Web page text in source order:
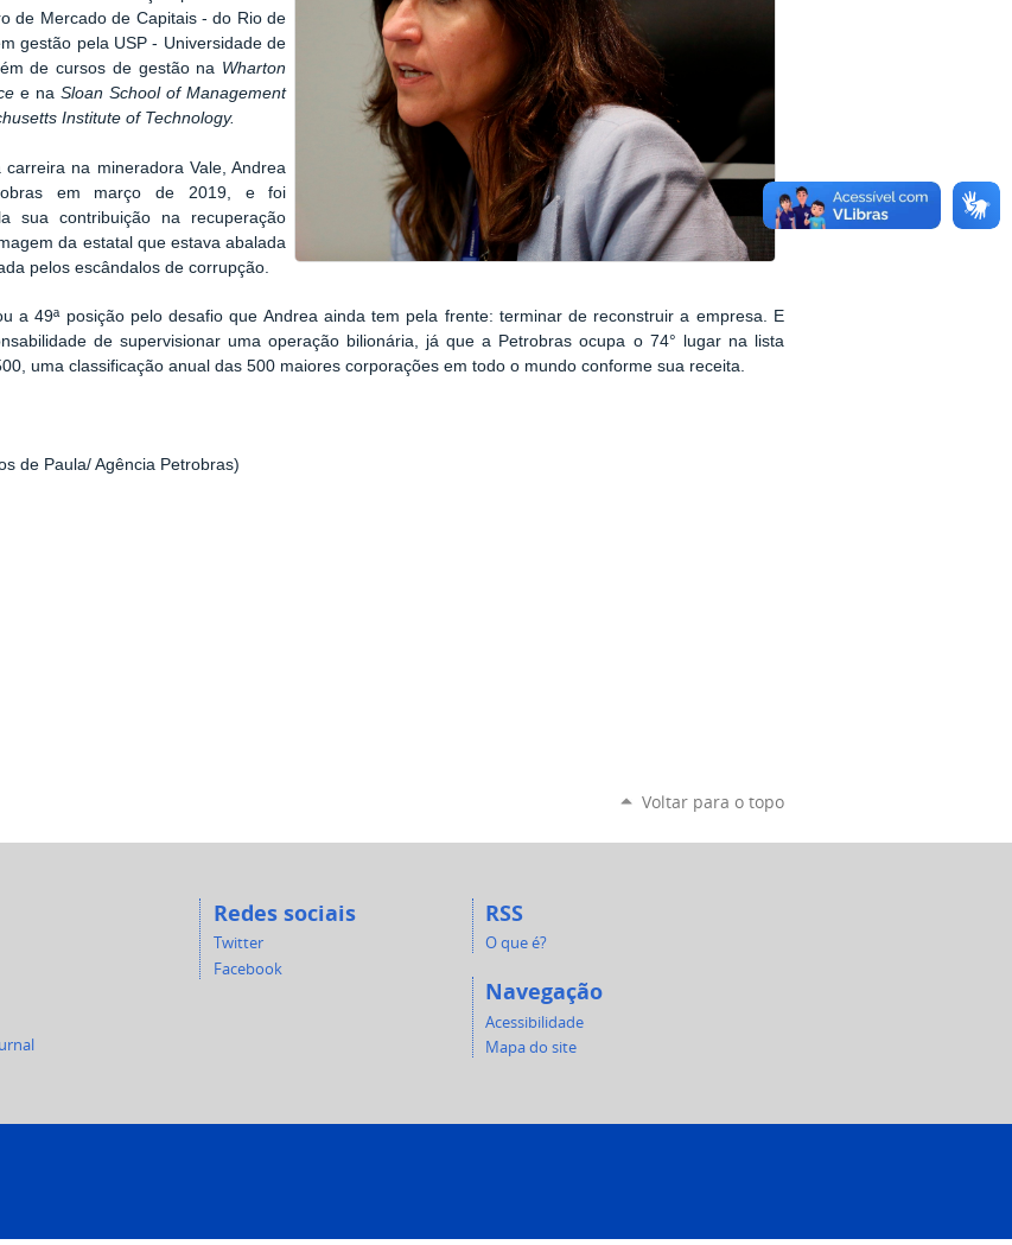
de Mercado de Capitais - do Rio de
gestão pela USP - Universidade de
de cursos de gestão na Wharton
e na Sloan School of Management
Institute of Technology.
na mineradora Vale, Andrea
em março de 2019, e foi
sua contribuição na recuperação
da estatal que estava abalada
pelos escândalos de corrupção.
a 49ª posição pelo desafio que Andrea ainda tem pela frente: terminar de reconstruir a empresa. E
de supervisionar uma operação bilionária, já que a Petrobras ocupa o 74° lugar na lista
uma classificação anual das 500 maiores corporações em todo o mundo conforme sua receita.
de Paula/ Agência Petrobras)
Voltar para o topo
Redes sociais
Twitter
Facebook
RSS
O que é?
Navegação
Acessibilidade
Mapa do site